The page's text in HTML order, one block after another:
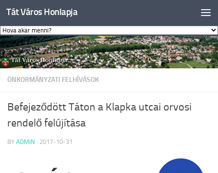
Skip to content
Tát Város Honlapja
ÖNKORMÁNYZATI FELHÍVÁSOK
Befejeződött Táton a Klapka utcai orvosi
rendelő felújítása
BY ADMIN · 2017-10-31